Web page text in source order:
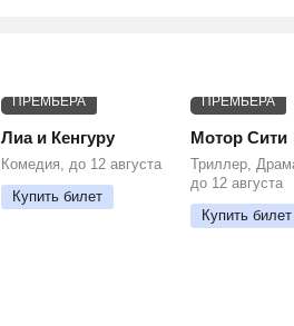
ПРЕМЬЕРА
Лиа и Кенгуру
Комедия, до 12 августа
Купить билет
ПРЕМЬЕРА
Мотор Сити
Триллер,
до 12 августа
Купить билет